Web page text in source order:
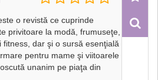
o revistă ce cuprinde
privitoare la modă, frumuseţe,
fitness, dar şi o sursă esenţială
pentru mame şi viitoarele
unanim pe piaţa din